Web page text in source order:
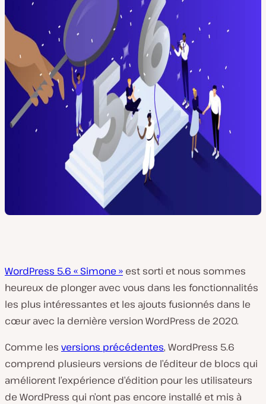
WordPress 5.6 « Simone » est sorti et nous sommes
heureux de plonger avec vous dans les fonctionnalités
les plus intéressantes et les ajouts fusionnés dans le
cœur avec la dernière version WordPress de 2020.
Comme les versions précédentes, WordPress 5.6
comprend plusieurs versions de l’éditeur de blocs qui
améliorent l’expérience d’édition pour les utilisateurs
de WordPress qui n’ont pas encore installé et mis à